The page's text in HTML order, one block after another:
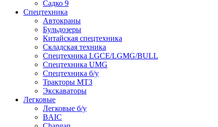
Садко 9
Спецтехника
Автокраны
Бульдозеры
Китайская спецтехника
Складская техника
Спецтехника LGCE/LGMG/BULL
Спецтехника UMG
Спецтехника б/у
Тракторы МТЗ
Экскаваторы
Легковые
Легковые б/у
BAIC